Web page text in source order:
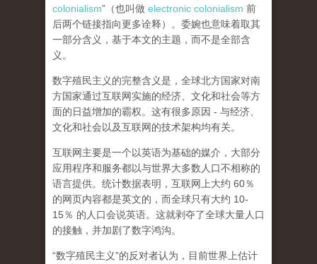
colonialism”（也叫做 electronic colonialism 前
后两个链接指向更多诠释）。委婉也意味着取其
一部分含义，基于本文的主题，而不是全部含
义。
数字殖民主义的完整含义是，全球北方国家对南
方国家通过互联网实施的经济、文化和社会等方
面的日益增加的霸权。这有很多原因 - 与经济、
文化和社会以及互联网的技术架构均有关。
互联网主要是一个以英语为基础的媒介，大部分
应用程序和服务都以与世界大多数人口不相称的
语言提供。统计数据表明，互联网上大约 60％
的网页内容都是英文的，而全球只有大约 10-
15％ 的人口会说英语。这就剥夺了全球大量人口
的接触，并加剧了数字鸿沟。
“数字殖民主义”的反对者认为，目前世界上估计